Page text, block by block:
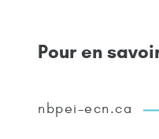
Pour en
nbpei-ecn.ca